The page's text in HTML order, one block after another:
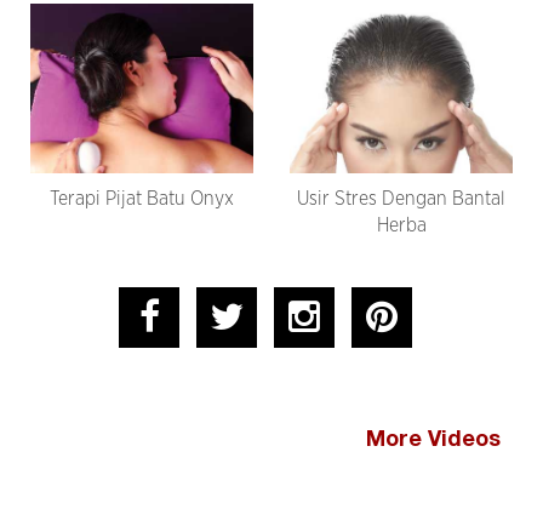
Terapi Pijat Batu Onyx
Usir Stres Dengan Bantal
Herba
More Videos